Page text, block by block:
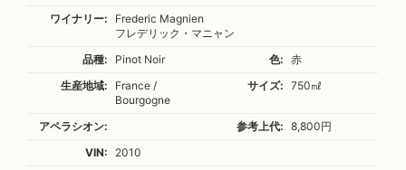
ワイナリー:
Frederic Magnien
フレデリック・マニャン
品種:
Pinot Noir 色:
赤
生産地域:
France /
Bourgogne
サイズ: 750㎖
アペラシオン: 参考上代:
8,800円
VIN:
2010